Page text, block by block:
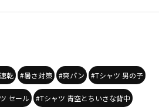
乾 #暑さ対策 #爽パン #Tシャツ 男の子
セール #Tシャツ 青空とちいさな背中